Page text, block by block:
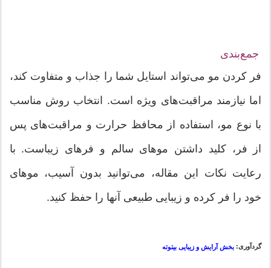
جمع‌بندی
فر کردن مو می‌تواند استایل شما را جذاب و متفاوت کند،
اما نیازمند مراقبت‌های ویژه است. انتخاب روش مناسب
با نوع مو، استفاده از محافظ حرارت و مراقبت‌های پس
از فر، کلید داشتن موهای سالم و فرهای زیباست. با
رعایت نکات این مقاله، می‌توانید بدون آسیب، موهای
خود را فر کرده و زیبایی طبیعی آنها را حفظ کنید.
گردآوری: بخش آرایش و زیبایی بیتوته